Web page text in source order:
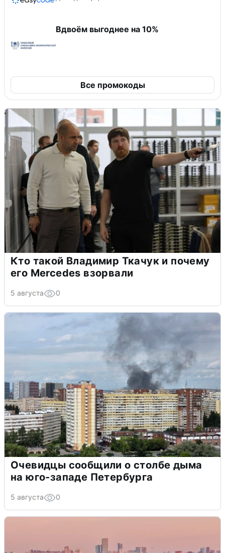
Вдвоём выгоднее на 10%
Все промокоды
Кто такой Владимир Ткачук и почему
его Mercedes взорвали
5 августа 0
Очевидцы сообщили о столбе дыма
на юго-западе Петербурга
5 августа 0